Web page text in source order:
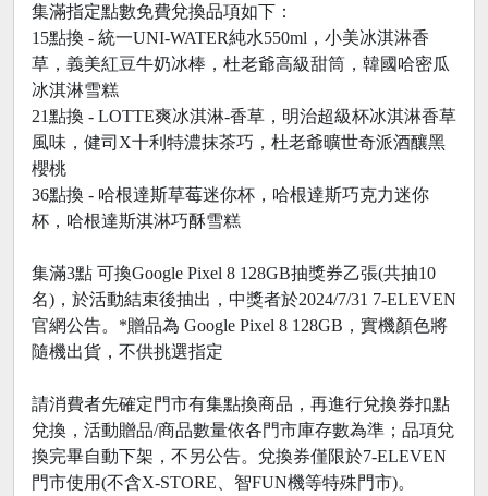
集滿指定點數免費兌換品項如下：
15點換 - 統一UNI-WATER純水550ml，小美冰淇淋香
草，義美紅豆牛奶冰棒，杜老爺高級甜筒，韓國哈密瓜
冰淇淋雪糕
21點換 - LOTTE爽冰淇淋-香草，明治超級杯冰淇淋香草
風味，健司X十利特濃抹茶巧，杜老爺曠世奇派酒釀黑
櫻桃
36點換 - 哈根達斯草莓迷你杯，哈根達斯巧克力迷你
杯，哈根達斯淇淋巧酥雪糕
集滿3點 可換Google Pixel 8 128GB抽獎券乙張(共抽10
名)，於活動結束後抽出，中獎者於2024/7/31 7-ELEVEN
官網公告。*贈品為 Google Pixel 8 128GB，實機顏色將
隨機出貨，不供挑選指定
請消費者先確定門市有集點換商品，再進行兌換券扣點
兌換，活動贈品/商品數量依各門市庫存數為準；品項兌
換完畢自動下架，不另公告。兌換券僅限於7-ELEVEN
門市使用(不含X-STORE、智FUN機等特殊門市)。